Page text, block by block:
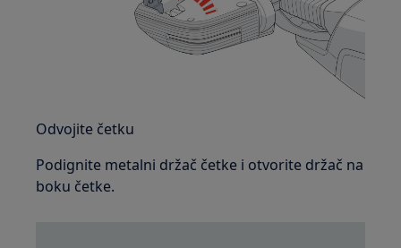
Odvojite četku
Podignite metalni držač četke i otvorite držač na
boku četke.